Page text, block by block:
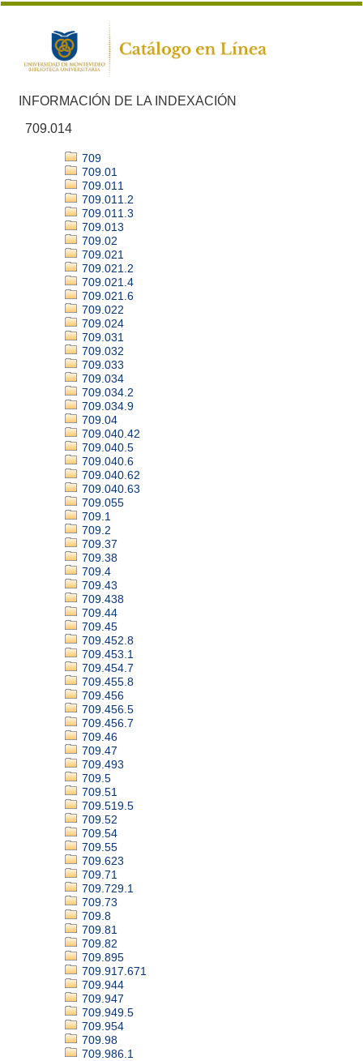
INFORMACIÓN DE LA INDEXACIÓN
709.014
709
709.01
709.011
709.011.2
709.011.3
709.013
709.02
709.021
709.021.2
709.021.4
709.021.6
709.022
709.024
709.031
709.032
709.033
709.034
709.034.2
709.034.9
709.04
709.040.42
709.040.5
709.040.6
709.040.62
709.040.63
709.055
709.1
709.2
709.37
709.38
709.4
709.43
709.438
709.44
709.45
709.452.8
709.453.1
709.454.7
709.455.8
709.456
709.456.5
709.456.7
709.46
709.47
709.493
709.5
709.51
709.519.5
709.52
709.54
709.55
709.623
709.71
709.729.1
709.73
709.8
709.81
709.82
709.895
709.917.671
709.944
709.947
709.949.5
709.954
709.98
709.986.1